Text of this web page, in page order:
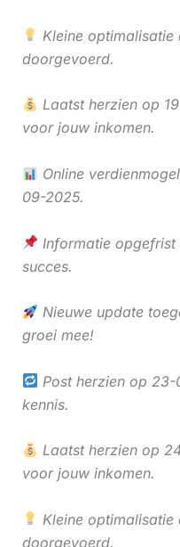
Kleine
doorgevoerd.
Laatst herzien op
voor jouw inkomen.
Online
09-2025.
Informatie
succes.
Nieuwe update
groei mee!
Post herzien op
kennis.
Laatst herzien op
voor jouw inkomen.
Kleine
doorgevoerd.